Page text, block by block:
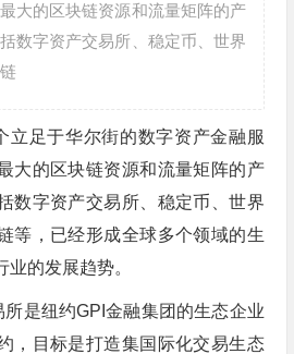
大的区块链资源和流量矩阵的产
数字资产交易所、稳定币、世界
立足于华尔街的数字资产金融服
大的区块链资源和流量矩阵的产
数字资产交易所、稳定币、世界
等，已经形成全球多个领域的生
的发展趋势。
是纽约GPI金融集团的生态企业
，目标是打造集国际化交易生态